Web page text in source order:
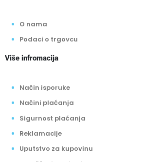
O nama
Podaci o trgovcu
Više infromacija
Način isporuke
Načini plaćanja
Sigurnost plaćanja
Reklamacije
Uputstvo za kupovinu